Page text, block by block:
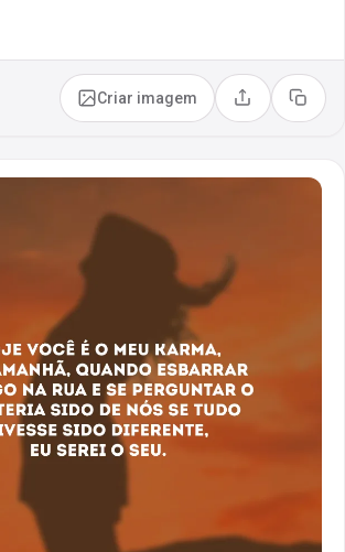
Criar imagem Compartilhar
Copiar